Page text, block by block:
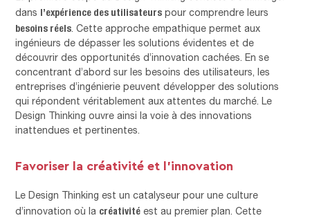
dans l’expérience des utilisateurs pour comprendre leurs
besoins réels . Cette approche empathique permet aux
ingénieurs de dépasser les solutions évidentes et de
découvrir des opportunités d’innovation cachées. En se
concentrant d’abord sur les besoins des utilisateurs, les
entreprises d’ingénierie peuvent développer des solutions
qui répondent véritablement aux attentes du marché. Le
Design Thinking ouvre ainsi la voie à des innovations
inattendues et pertinentes.
Favoriser la créativité et l’innovation
Le Design Thinking est un catalyseur pour une culture
d’innovation où la créativité est au premier plan. Cette